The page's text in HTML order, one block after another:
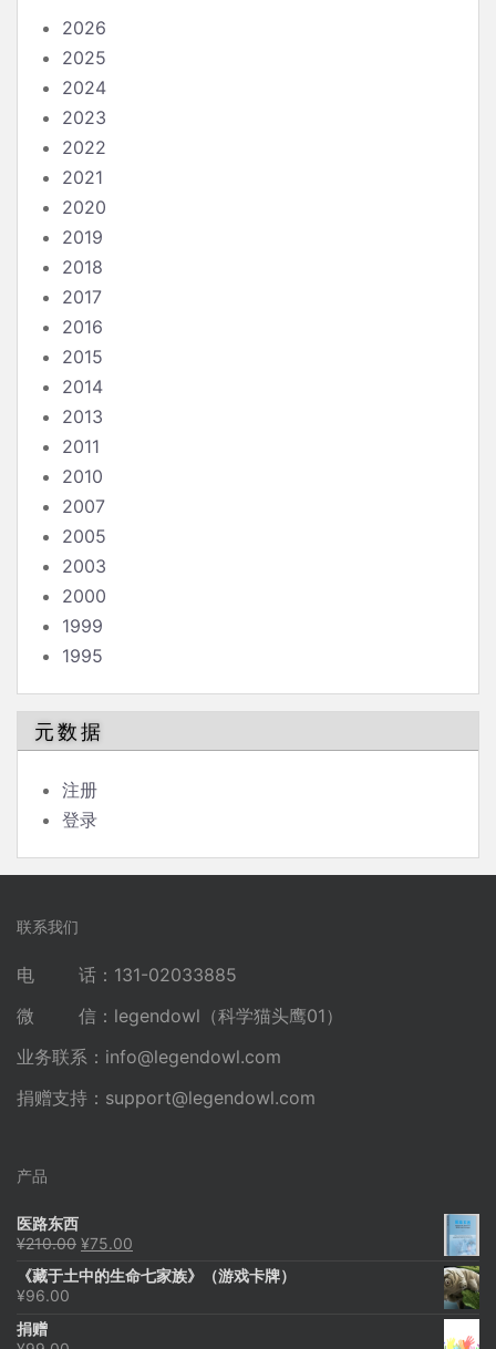
2026
2025
2024
2023
2022
2021
2020
2019
2018
2017
2016
2015
2014
2013
2011
2010
2007
2005
2003
2000
1999
1995
元数据
注册
登录
联系我们
电 话：131-02033885
微 信：legendowl（科学猫头鹰01）
业务联系： info@legendowl.com
捐赠支持： support@legendowl.com
产品
医路东西
¥210.00 原
为：
¥75.00
价
《藏于土中的生命七家族》（游戏卡牌）
¥96.00
捐赠